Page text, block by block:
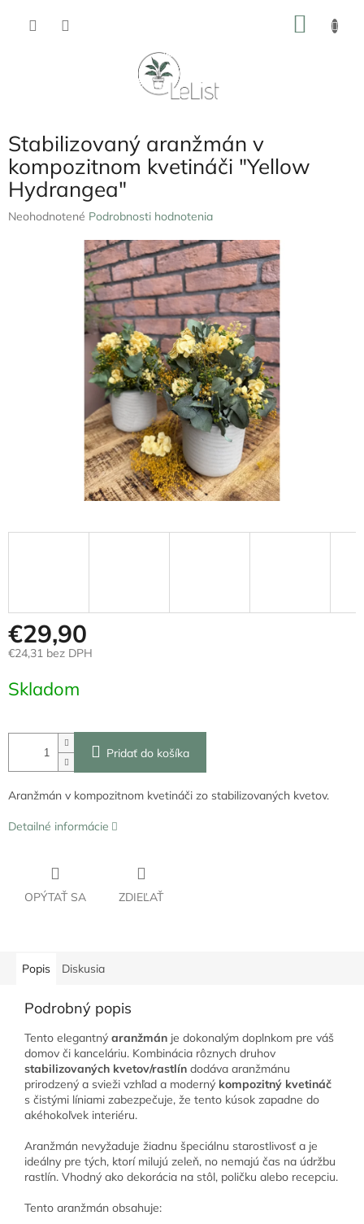
Stabilizovaný aranžmán v
kompozitnom kvetináči "Yellow
Hydrangea"
Priemerné
Neohodnotené Podrobnosti hodnotenia
€29,90
€24,31 bez DPH
cena:
Skladom
Pridať do košíka
Aranžmán v kompozitnom kvetináči zo stabilizovaných kvetov.
Detailné informácie
OPÝTAŤ SA ZDIEĽAŤ
Popis Diskusia
Podrobný popis
Tento elegantný aranžmán je dokonalým doplnkom pre váš
domov či kanceláriu. Kombinácia rôznych druhov
stabilizovaných kvetov/rastlín dodáva aranžmánu
prirodzený a svieži vzhľad a moderný kompozitný kvetináč
s čistými líniami zabezpečuje, že tento kúsok zapadne do
akéhokoľvek interiéru.
Aranžmán nevyžaduje žiadnu špeciálnu starostlivosť a je
ideálny pre tých, ktorí milujú zeleň, no nemajú čas na údržbu
rastlín. Vhodný ako dekorácia na stôl, poličku alebo recepciu.
Tento aranžmán obsahuje: